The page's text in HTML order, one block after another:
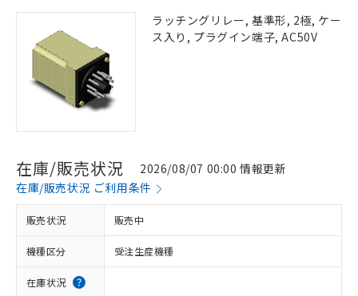
ラッチングリレー, 基準形, 2極, ケー
ス入り, プラグイン端子, AC50V
在庫/販売状況
2026/08/07 00:00 情報更新
在庫/販売状況 ご利用条件
販売状況 販売中
機種区分 受注生産機種
在庫状況